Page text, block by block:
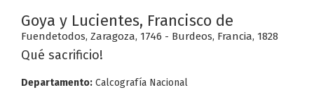
Goya y Lucientes, Francisco de
Fuendetodos, Zaragoza, 1746 - Burdeos, Francia, 1828
Qué sacrificio!
Departamento: Calcografía Nacional